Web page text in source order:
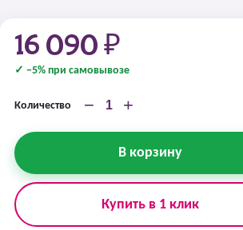
16 090 ₽
✓ −5% при самовывозе
Количество − +
В корзину
Купить в 1 клик